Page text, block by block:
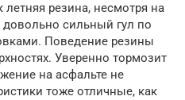
летняя резина, несмотря на
сильный гул по
Поведение резины
Уверенно тормозит
на асфальте не
тоже отличные, как